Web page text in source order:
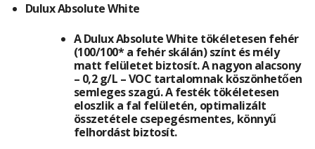
Dulux Absolute White
A Dulux Absolute White tökéletesen fehér
(100/100* a fehér skálán) színt és mély
matt felületet biztosít. A nagyon alacsony
– 0,2 g/L – VOC tartalomnak köszönhetően
semleges szagú. A festék tökéletesen
eloszlik a fal felületén, optimalizált
összetétele csepegésmentes, könnyű
felhordást biztosít.